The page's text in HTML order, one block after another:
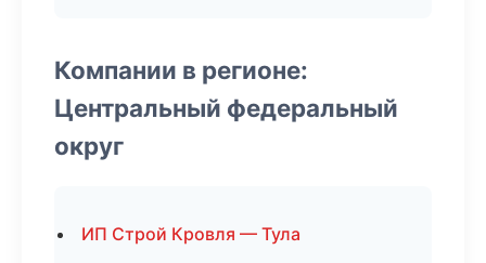
Компании в регионе:
Центральный федеральный
округ
ИП Строй Кровля — Тула